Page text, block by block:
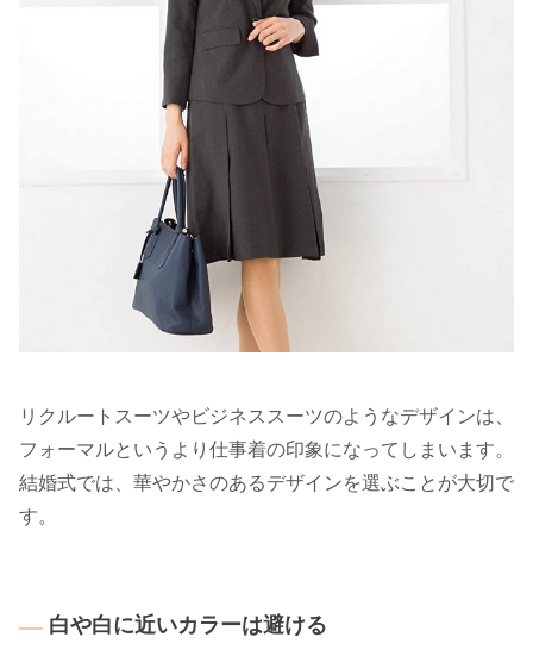
リクルートスーツやビジネススーツのようなデザインは、
フォーマルというより仕事着の印象になってしまいます。
結婚式では、華やかさのあるデザインを選ぶことが大切で
す。
白や白に近いカラーは避ける